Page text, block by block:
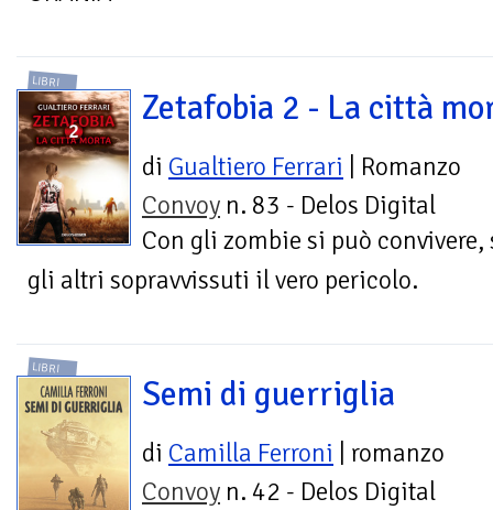
LIBRI
Zetafobia 2 - La città
di Gualtiero Ferrari | Romanzo
Convoy n. 83 - Delos Digital
Con gli zombie si può convivere,
gli altri sopravvissuti il vero pericolo.
LIBRI
Semi di guerriglia
di Camilla Ferroni | romanzo
Convoy n. 42 - Delos Digital